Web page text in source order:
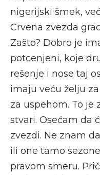
nigerijski šmek,
Crvena zvezda
Zašto? Dobro je
potcenjeni, koje
rešenje i nose taj
imaju veću želju
za uspehom. To je
stvari. Osećam da
zvezdi. Ne znam
ili one tamo
pravom smeru.